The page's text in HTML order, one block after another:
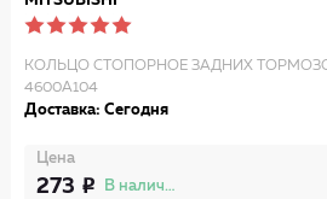
КОЛЬЦО СТОПОРНОЕ ЗАДНИХ
4600A104
Доставка: Сегодня
Цена
273 В наличии